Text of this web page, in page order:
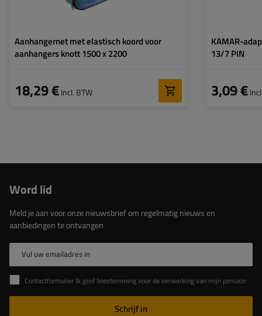
Aanhangernet met elastisch koord voor
aanhangers knott 1500 x 2200
18,29 €Incl. BTW
KAMAR-
13/7 PIN
3,09 €
Word lid
Meld je aan voor onze nieuwsbrief om regelmatig nieuws en
aanbiedingen te ontvangen
Vul uw emailadres in
Contactformulier Ik geef toestemming voor de verwerking van mijn persoonlijke gegevens in het contactformulier in overeenstemming met de Verordening van het Europees Parlement en de Raad (EU)
Schrijf in